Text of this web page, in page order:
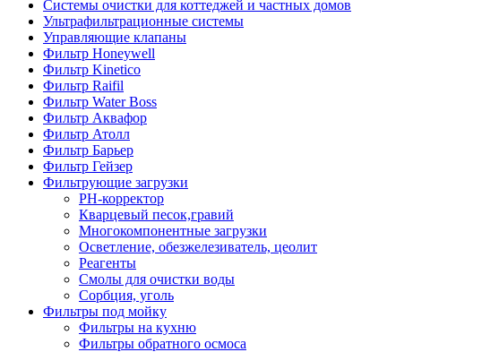
Системы очистки для коттеджей и частных домов
Ультрафильтрационные системы
Управляющие клапаны
Фильтр Honeywell
Фильтр Kinetico
Фильтр Raifil
Фильтр Water Boss
Фильтр Аквафор
Фильтр Атолл
Фильтр Барьер
Фильтр Гейзер
Фильтрующие загрузки
PH-корректор
Кварцевый песок,гравий
Многокомпонентные загрузки
Осветление, обезжелезиватель, цеолит
Реагенты
Смолы для очистки воды
Сорбция, уголь
Фильтры под мойку
Фильтры на кухню
Фильтры обратного осмоса